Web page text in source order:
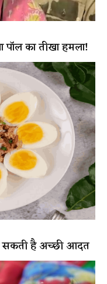
पॉल का तीखा हमला!
सकती है अच्छी आदत